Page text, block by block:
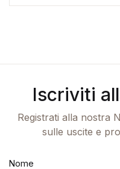
Iscriviti
Registrati alla nostra
sulle uscite e
Nome